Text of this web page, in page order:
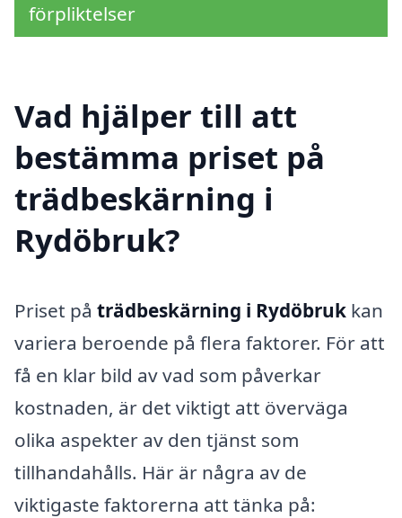
förpliktelser
Vad hjälper till att
bestämma priset på
trädbeskärning i
Rydöbruk?
Priset på trädbeskärning i Rydöbruk kan
variera beroende på flera faktorer. För att
få en klar bild av vad som påverkar
kostnaden, är det viktigt att överväga
olika aspekter av den tjänst som
tillhandahålls. Här är några av de
viktigaste faktorerna att tänka på: